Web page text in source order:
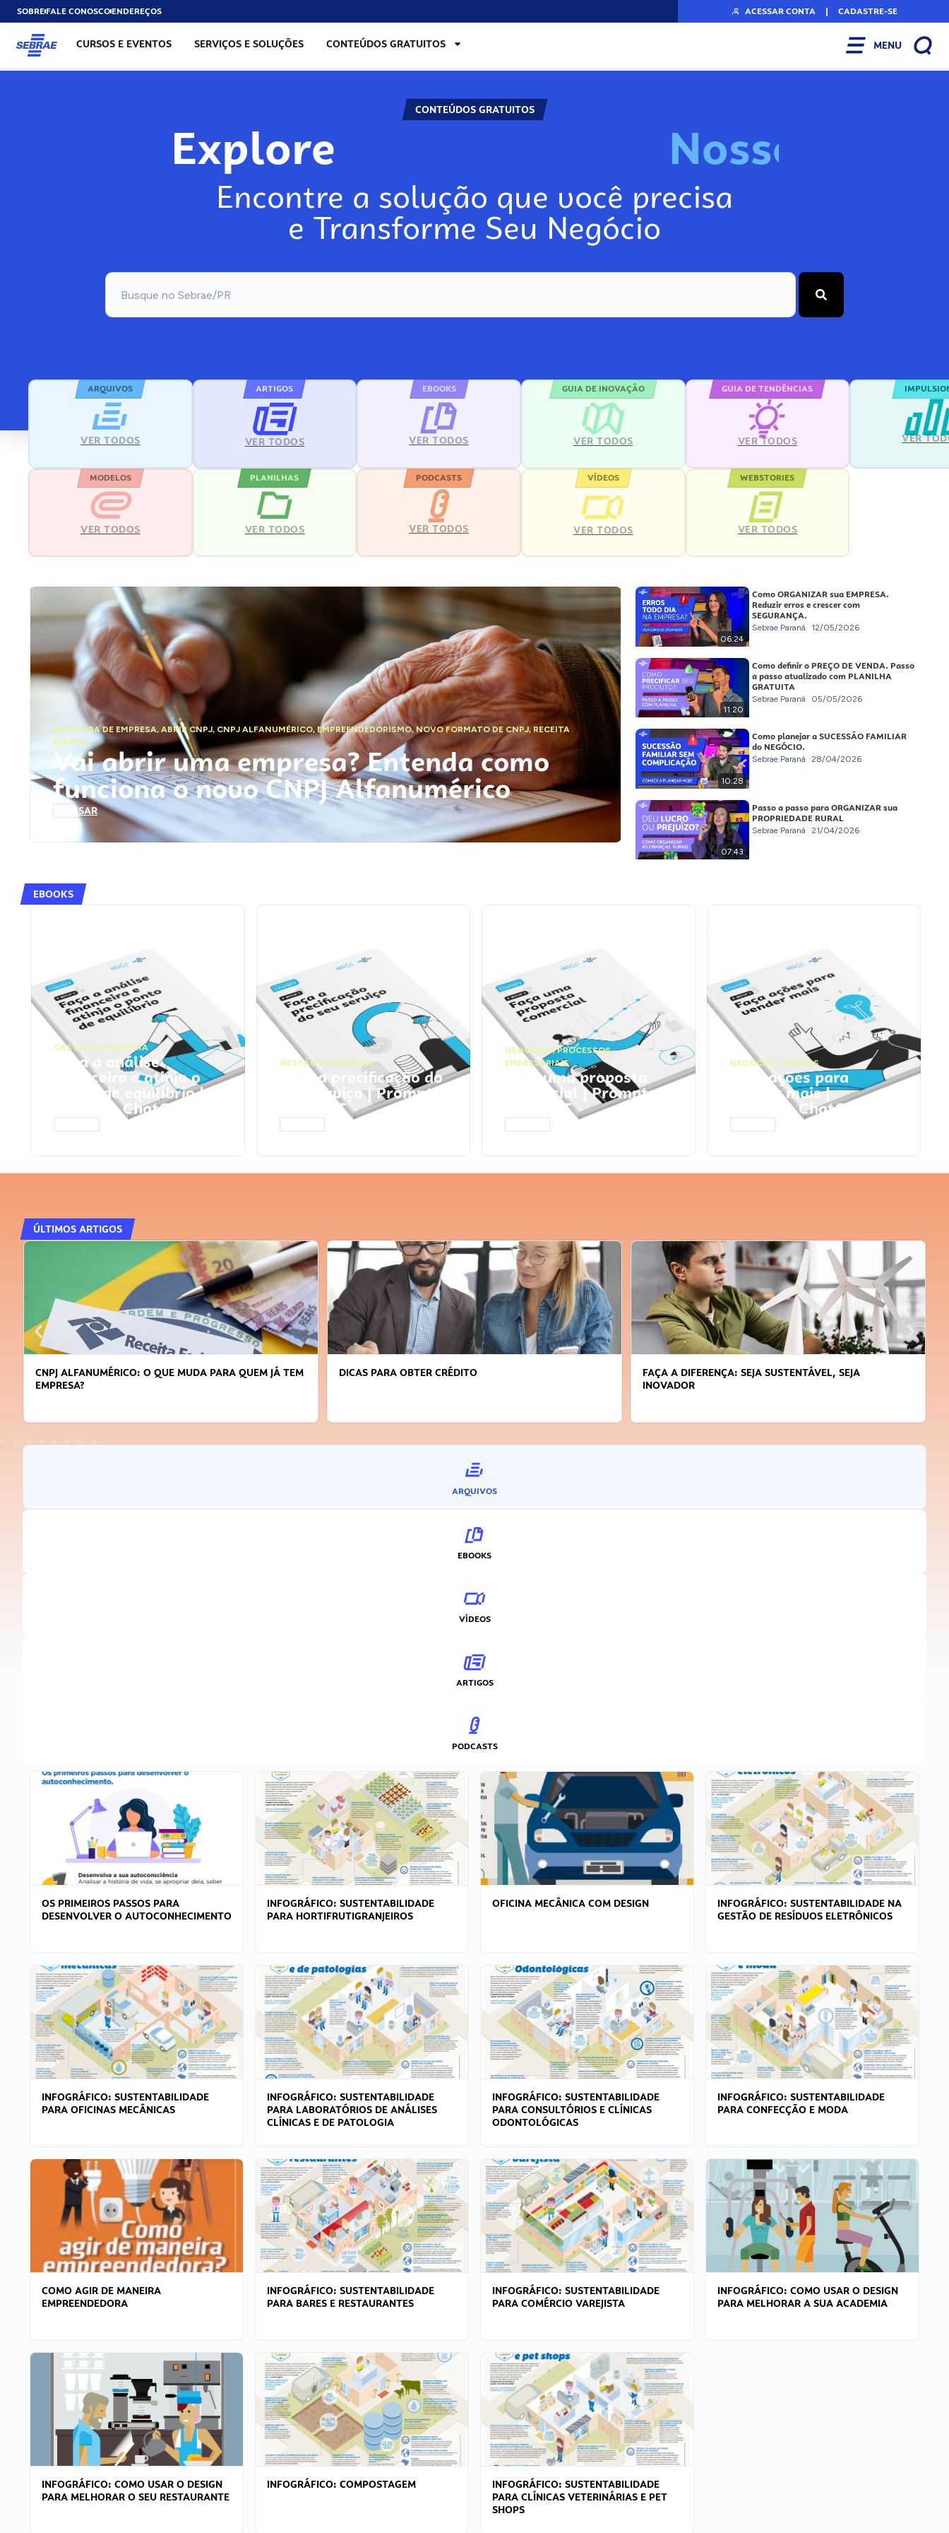
SOBREFALE CONOSCOENDEREÇOS ACESSAR CONTA | CADASTRE-SE
CURSOS E EVENTOS SERVIÇOS E SOLUÇÕES CONTEÚDOS GRATUITOS MENU
CONTEÚDOS GRATUITOS
Explore Nosso
Encontre a solução que você precisa
e Transforme Seu Negócio
ARQUIVOS
VER TODOS
ARTIGOS
VER TODOS
EBOOKS
VER TODOS
GUIA DE INOVAÇÃO
VER TODOS
GUIA DE TENDÊNCIAS
VER TODOS VER
MODELOS
VER TODOS
PLANILHAS
VER TODOS
PODCASTS
VER TODOS
VÍDEOS
VER TODOS
WEBSTORIES
VER TODOS
ABERTURA DE EMPRESA,ABRIR CNPJ, CNPJ ALFANUMÉRICO, EMPREENDEDORISMO,NOVO FORMATO DE CNPJ,RECEITA
FEDERAL
Vai abrir uma empresa? Entenda como
funciona o novo CNPJ Alfanumérico
ACESSAR
06:24
Como ORGANIZAR sua EMPRESA.
Reduzir erros e crescer com
SEGURANÇA.
Sebrae Paraná 12/05/2026
11:20
Como definir o PREÇO DE VENDA. Passo
a passo atualizado com PLANILHA
GRATUITA
Sebrae Paraná 05/05/2026
10:28
Como planejar a SUCESSÃO FAMILIAR
do NEGÓCIO.
Sebrae Paraná 28/04/2026
07:43
Passo a passo para ORGANIZAR sua
PROPRIEDADE RURAL
Sebrae Paraná 21/04/2026
EBOOKS
GESTÃO FINANCEIRA
Faça a análise
financeira e atinja o
ponto de equilíbrio |
Prompts ChatGPT
GESTÃO FINANCEIRA
Faça a precificação do
seu serviço | Prompts
ChatGPT
NEGÓCIOS,PROCESSOS
EMPRESARIAIS
Faça uma proposta
comercial | Prompts
ChatGPT
NEGÓCIOS, VENDAS
Faça ações para
vender mais |
Prompts ChatGPT
ÚLTIMOS ARTIGOS
CNPJ ALFANUMÉRICO: O QUE MUDA PARA QUEM JÁ TEM
EMPRESA?
DICAS PARA OBTER CRÉDITO
FAÇA A DIFERENÇA: SEJA SUSTENTÁVEL, SEJA
INOVADOR
ARQUIVOS
EBOOKS
VÍDEOS
ARTIGOS
PODCASTS
OS PRIMEIROS PASSOS PARA
DESENVOLVER O AUTOCONHECIMENTO
INFOGRÁFICO: SUSTENTABILIDADE
PARA HORTIFRUTIGRANJEIROS
OFICINA MECÂNICA COM DESIGN
INFOGRÁFICO: SUSTENTABILIDADE NA
GESTÃO DE RESÍDUOS ELETRÔNICOS
INFOGRÁFICO: SUSTENTABILIDADE
PARA OFICINAS MECÂNICAS
INFOGRÁFICO: SUSTENTABILIDADE
PARA LABORATÓRIOS DE ANÁLISES
CLÍNICAS E DE PATOLOGIA
INFOGRÁFICO: SUSTENTABILIDADE
PARA CONSULTÓRIOS E CLÍNICAS
ODONTOLÓGICAS
INFOGRÁFICO: SUSTENTABILIDADE
PARA CONFECÇÃO E MODA
COMO AGIR DE MANEIRA
EMPREENDEDORA
INFOGRÁFICO: SUSTENTABILIDADE
PARA BARES E RESTAURANTES
INFOGRÁFICO: SUSTENTABILIDADE
PARA COMÉRCIO VAREJISTA
INFOGRÁFICO: COMO USAR O DESIGN
PARA MELHORAR A SUA ACADEMIA
INFOGRÁFICO: COMO USAR O DESIGN
PARA MELHORAR O SEU RESTAURANTE
INFOGRÁFICO: COMPOSTAGEM
INFOGRÁFICO: SUSTENTABILIDADE
PARA CLÍNICAS VETERINÁRIAS E PET
SHOPS